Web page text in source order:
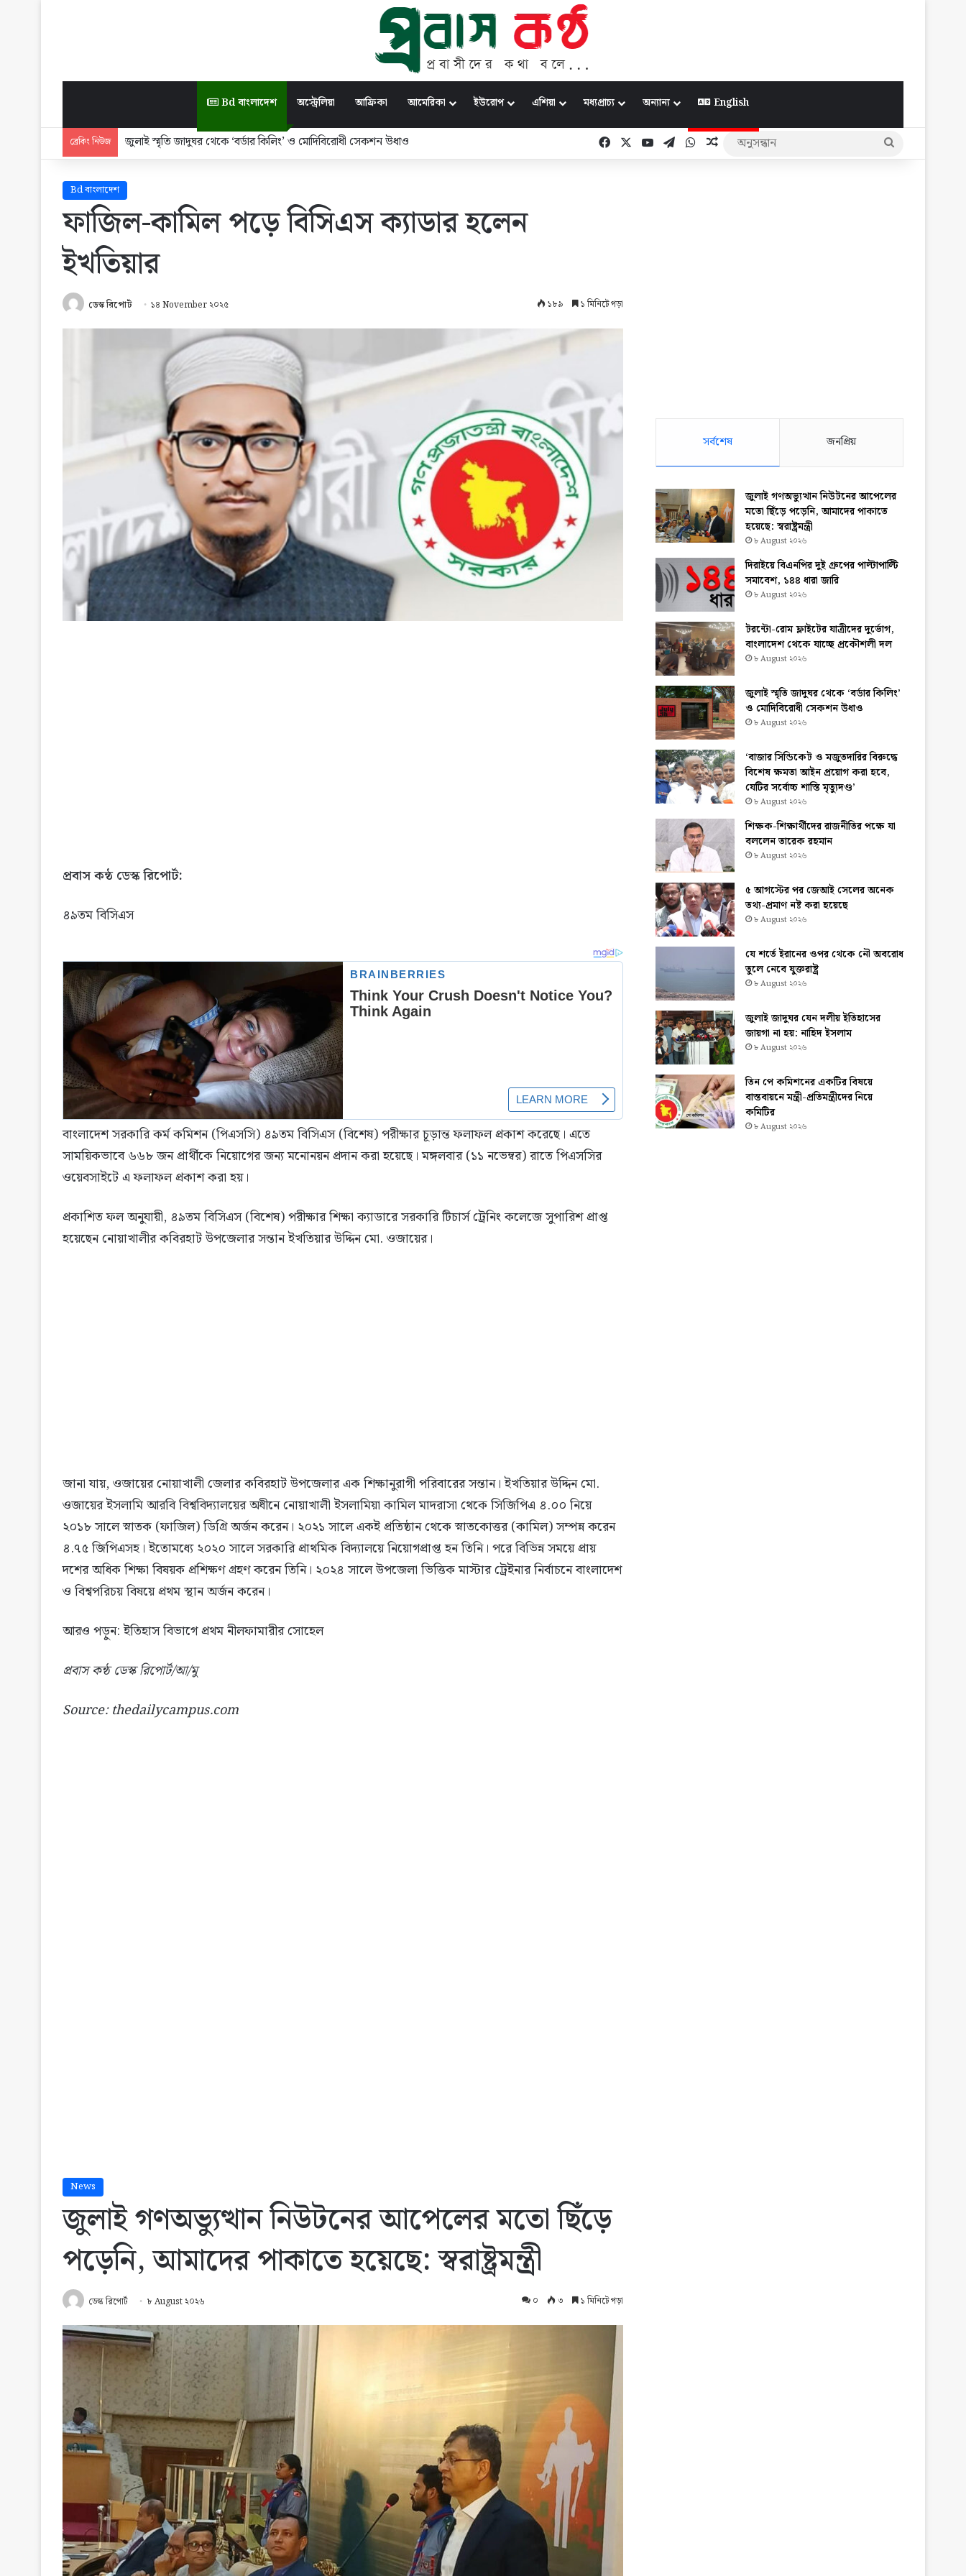
Bd বাংলাদেশ অস্ট্রেলিয়া আফ্রিকা আমেরিকা ইউরোপ এশিয়া মধ্যপ্রাচ্য অন্যান্য English
ব্রেকিং নিউজ জুলাই স্মৃতি জাদুঘর থেকে ‘বর্ডার কিলিং’ ও মোদিবিরোধী সেকশন উধাও Facebook YouTubeTelegramWhatsApp
Random Article
Bd বাংলাদেশ
ফাজিল-কামিল পড়ে বিসিএস ক্যাডার হলেন
ইখতিয়ার
ডেস্ক রিপোর্ট ১৪ November ২০২৫ ১৮৯ ১ মিনিটে পড়া
প্রবাস কন্ঠ ডেস্ক রিপোর্ট:
৪৯তম বিসিএস
বাংলাদেশ সরকারি কর্ম কমিশন (পিএসসি) ৪৯তম বিসিএস (বিশেষ) পরীক্ষার চূড়ান্ত ফলাফল প্রকাশ করেছে। এতে
সাময়িকভাবে ৬৬৮ জন প্রার্থীকে নিয়োগের জন্য মনোনয়ন প্রদান করা হয়েছে। মঙ্গলবার (১১ নভেম্বর) রাতে পিএসসির
ওয়েবসাইটে এ ফলাফল প্রকাশ করা হয়।
প্রকাশিত ফল অনুযায়ী, ৪৯তম বিসিএস (বিশেষ) পরীক্ষার শিক্ষা ক্যাডারে সরকারি টিচার্স ট্রেনিং কলেজে সুপারিশ প্রাপ্ত
হয়েছেন নোয়াখালীর কবিরহাট উপজেলার সন্তান ইখতিয়ার উদ্দিন মো. ওজায়ের।
জানা যায়, ওজায়ের নোয়াখালী জেলার কবিরহাট উপজেলার এক শিক্ষানুরাগী পরিবারের সন্তান। ইখতিয়ার উদ্দিন মো.
ওজায়ের ইসলামি আরবি বিশ্ববিদ্যালয়ের অধীনে নোয়াখালী ইসলামিয়া কামিল মাদরাসা থেকে সিজিপিএ ৪.০০ নিয়ে
২০১৮ সালে স্নাতক (ফাজিল) ডিগ্রি অর্জন করেন। ২০২১ সালে একই প্রতিষ্ঠান থেকে স্নাতকোত্তর (কামিল) সম্পন্ন করেন
৪.৭৫ জিপিএসহ। ইতোমধ্যে ২০২০ সালে সরকারি প্রাথমিক বিদ্যালয়ে নিয়োগপ্রাপ্ত হন তিনি। পরে বিভিন্ন সময়ে প্রায়
দশের অধিক শিক্ষা বিষয়ক প্রশিক্ষণ গ্রহণ করেন তিনি। ২০২৪ সালে উপজেলা ভিত্তিক মাস্টার ট্রেইনার নির্বাচনে বাংলাদেশ
ও বিশ্বপরিচয় বিষয়ে প্রথম স্থান অর্জন করেন।
আরও পড়ুন: ইতিহাস বিভাগে প্রথম নীলফামারীর সোহেল
প্রবাস কন্ঠ ডেস্ক রিপোর্ট/আ/মু
Source: thedailycampus.com
সর্বশেষ জনপ্রিয়
জুলাই গণঅভ্যুত্থান নিউটনের আপেলের
মতো ছিঁড়ে পড়েনি, আমাদের পাকাতে
হয়েছে: স্বরাষ্ট্রমন্ত্রী
৮ August ২০২৬
দিরাইয়ে বিএনপির দুই গ্রুপের পাল্টাপাল্টি
সমাবেশ, ১৪৪ ধারা জারি
৮ August ২০২৬
টরন্টো-রোম ফ্লাইটের যাত্রীদের দুর্ভোগ,
বাংলাদেশ থেকে যাচ্ছে প্রকৌশলী দল
৮ August ২০২৬
জুলাই স্মৃতি জাদুঘর থেকে ‘বর্ডার কিলিং’
ও মোদিবিরোধী সেকশন উধাও
৮ August ২০২৬
‘বাজার সিন্ডিকেট ও মজুতদারির বিরুদ্ধে
বিশেষ ক্ষমতা আইন প্রয়োগ করা হবে,
যেটির সর্বোচ্চ শাস্তি মৃত্যুদণ্ড’
৮ August ২০২৬
শিক্ষক-শিক্ষার্থীদের রাজনীতির পক্ষে যা
বললেন তারেক রহমান
৮ August ২০২৬
৫ আগস্টের পর জেআই সেলের অনেক
তথ্য-প্রমাণ নষ্ট করা হয়েছে
৮ August ২০২৬
যে শর্তে ইরানের ওপর থেকে নৌ অবরোধ
তুলে নেবে যুক্তরাষ্ট্র
৮ August ২০২৬
জুলাই জাদুঘর যেন দলীয় ইতিহাসের
জায়গা না হয়: নাহিদ ইসলাম
৮ August ২০২৬
তিন পে কমিশনের একটির বিষয়ে
বাস্তবায়নে মন্ত্রী-প্রতিমন্ত্রীদের নিয়ে
কমিটির
৮ August ২০২৬